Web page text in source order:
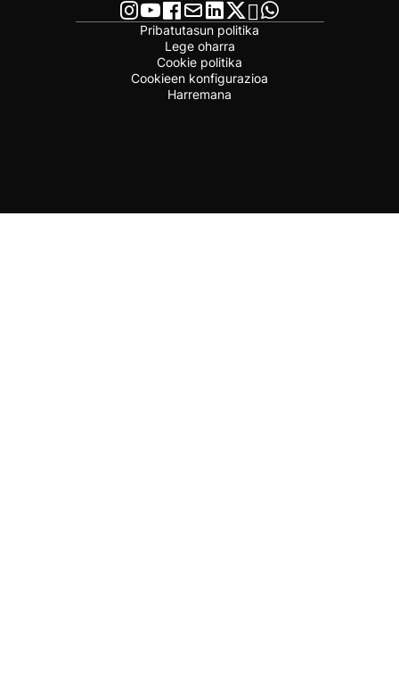
Pribatutasun politika
Lege oharra
Cookie politika
Cookieen konfigurazioa
Harremana